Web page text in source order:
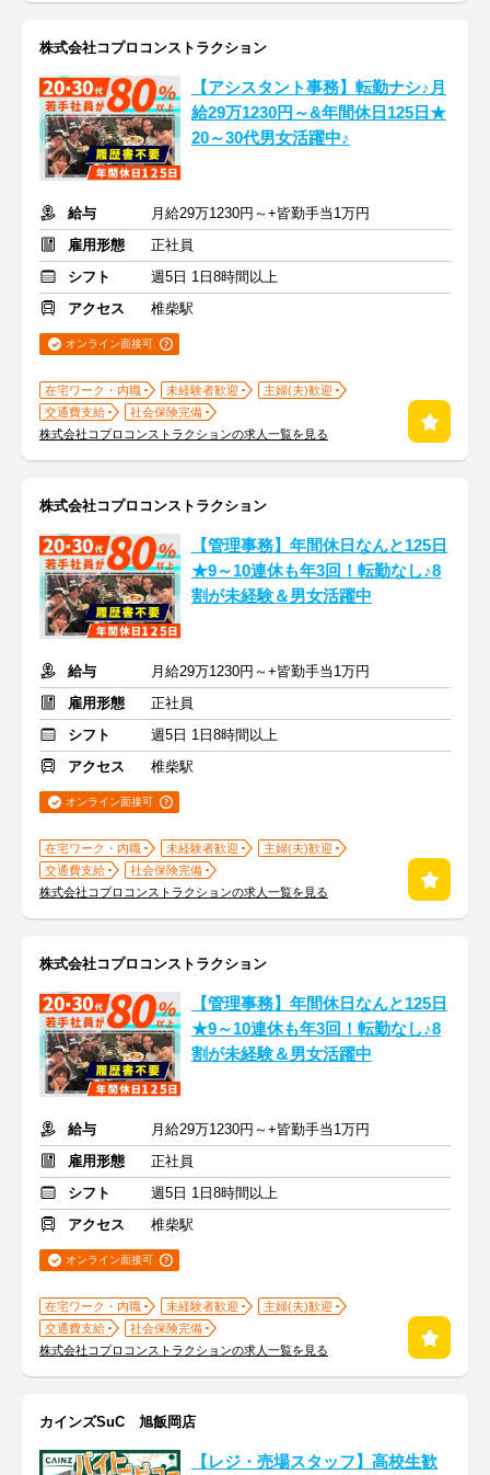
株式会社コプロコンストラクション
【アシスタント事務】転勤ナシ♪月
給29万1230円～&年間休日125日★
20～30代男女活躍中♪
給与
月給29万1230円～+皆勤手当1万円
雇用形態
正社員
シフト
週5日 1日8時間以上
アクセス
椎柴駅
オンライン面接可
在宅ワーク・内職 未経験者歓迎
主婦(夫)歓迎
交通費支給
社会保険完備
株式会社コプロコンストラクションの求人一覧を見る
株式会社コプロコンストラクション
【管理事務】年間休日なんと125日
★9～10連休も年3回！転勤なし♪8
割が未経験＆男女活躍中
給与
月給29万1230円～+皆勤手当1万円
雇用形態
正社員
シフト
週5日 1日8時間以上
アクセス
椎柴駅
オンライン面接可
在宅ワーク・内職 未経験者歓迎
主婦(夫)歓迎
交通費支給
社会保険完備
株式会社コプロコンストラクションの求人一覧を見る
株式会社コプロコンストラクション
【管理事務】年間休日なんと125日
★9～10連休も年3回！転勤なし♪8
割が未経験＆男女活躍中
給与
月給29万1230円～+皆勤手当1万円
雇用形態
正社員
シフト
週5日 1日8時間以上
アクセス
椎柴駅
オンライン面接可
在宅ワーク・内職 未経験者歓迎
主婦(夫)歓迎
交通費支給
社会保険完備
株式会社コプロコンストラクションの求人一覧を見る
カインズSuC 旭飯岡店
【レジ・売場スタッフ】高校生歓